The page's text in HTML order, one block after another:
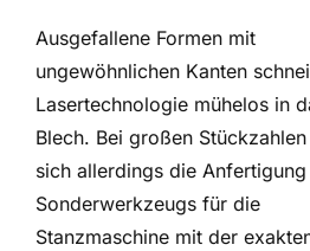
Ausgefallene Formen mit
ungewöhnlichen Kanten
Lasertechnologie mühelos in
Blech. Bei großen
sich allerdings die Anfertigung
Sonderwerkzeugs für die
Stanzmaschine mit der